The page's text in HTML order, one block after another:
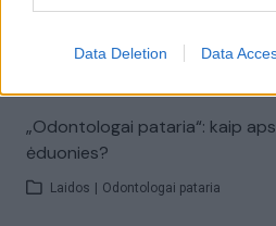
Data Deletion Data
„Odontologai pataria“: kas
Laidos | Odontologai pataria
„Odontologai pataria“: kaip
ėduonies?
Laidos Odontologai pataria